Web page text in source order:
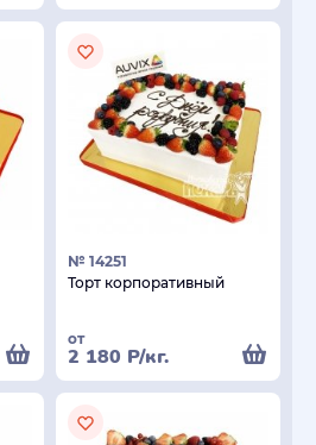
№ 14251
Торт корпоративный
от
2 180 Р/кг.